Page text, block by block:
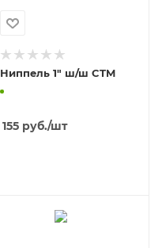
Ниппель 1" ш/ш CTM
155руб./шт